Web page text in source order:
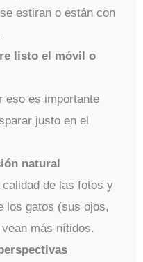
estiran o están con
listo el móvil o
eso es importante
justo en el
natural
de las fotos y
los gatos (sus ojos,
más nítidos.